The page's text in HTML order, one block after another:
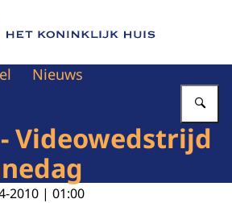
homepage van Het Koninklijk Huis
Nieuws
Videowedstrijd
2010 | 01:00